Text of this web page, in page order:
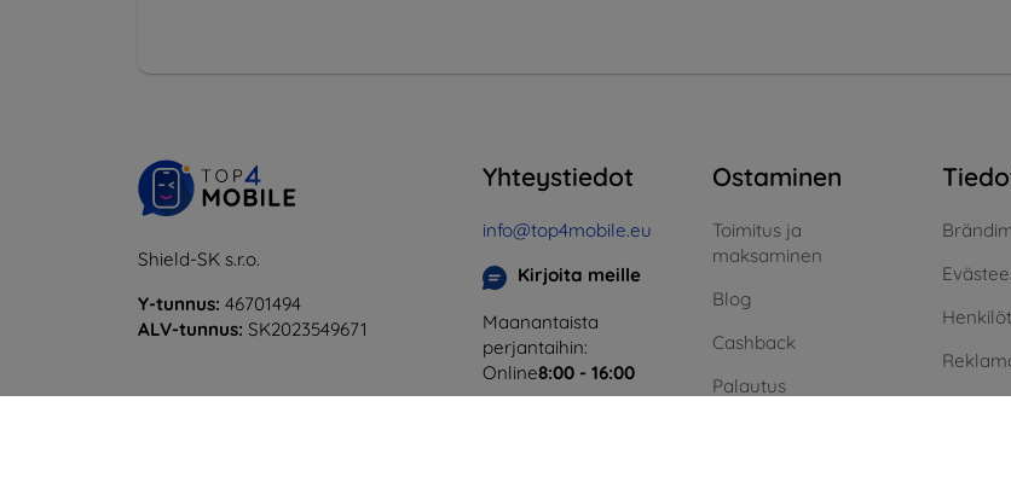
Shield-SK s.r.o.
Y-tunnus: 46701494
ALV-tunnus: SK2023549671
Yhteystiedot
info@top4mobile.eu
Kirjoita meille
Maanantaista
perjantaihin:
Online8:00 - 16:00
Ostaminen
Toimitus ja
maksaminen
Blog
Cashback
Palautus